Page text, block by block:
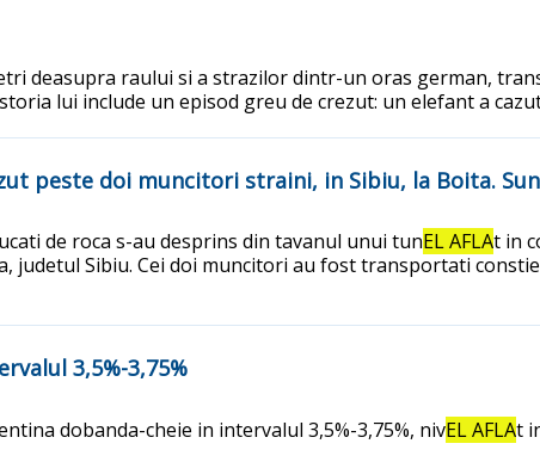
deasupra raului si a strazilor dintr-un oras german,
lui include un episod greu de crezut: un elefant a
peste doi muncitori straini, in Sibiu, la Boita.
de roca s-au desprins din tavanul unui tunEL AFLAt in
judetul Sibiu. Cei doi muncitori au fost transportati
3,5%-3,75%
dobanda-cheie in intervalul 3,5%-3,75%, nivEL AFLAt